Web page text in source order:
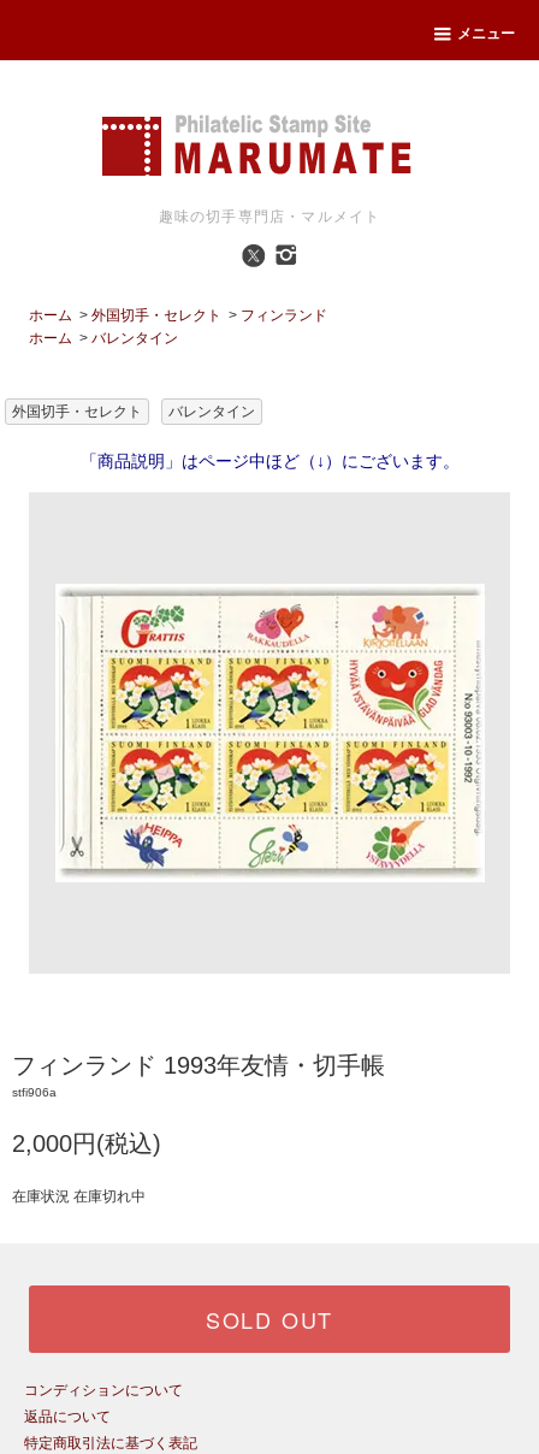
メニュー
趣味の切手専門店・マルメイト
ホーム >外国切手・セレクト > フィンランド
ホーム >バレンタイン
外国切手・セレクト バレンタイン
「商品説明」はページ中ほど（↓）にございます。
フィンランド 1993年友情・切手帳
stfi906a
2,000円(税込)
在庫状況 在庫切れ中
SOLD OUT
コンディションについて
返品について
特定商取引法に基づく表記